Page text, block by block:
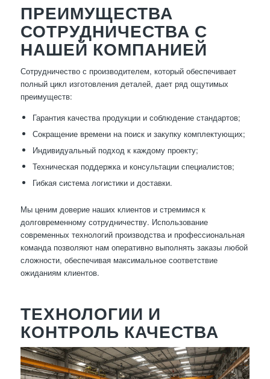
ПРЕИМУЩЕСТВА
СОТРУДНИЧЕСТВА С
НАШЕЙ КОМПАНИЕЙ
Сотрудничество с производителем, который обеспечивает
полный цикл изготовления деталей, дает ряд ощутимых
преимуществ:
Гарантия качества продукции и соблюдение стандартов;
Сокращение времени на поиск и закупку комплектующих;
Индивидуальный подход к каждому проекту;
Техническая поддержка и консультации специалистов;
Гибкая система логистики и доставки.
Мы ценим доверие наших клиентов и стремимся к
долговременному сотрудничеству. Использование
современных технологий производства и профессиональная
команда позволяют нам оперативно выполнять заказы любой
сложности, обеспечивая максимальное соответствие
ожиданиям клиентов.
ТЕХНОЛОГИИ И
КОНТРОЛЬ КАЧЕСТВА